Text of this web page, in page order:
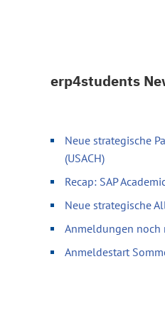
erp4students
Neue strategische
(USACH)
Recap: SAP
Neue strategische
Anmeldungen noch
Anmeldestart